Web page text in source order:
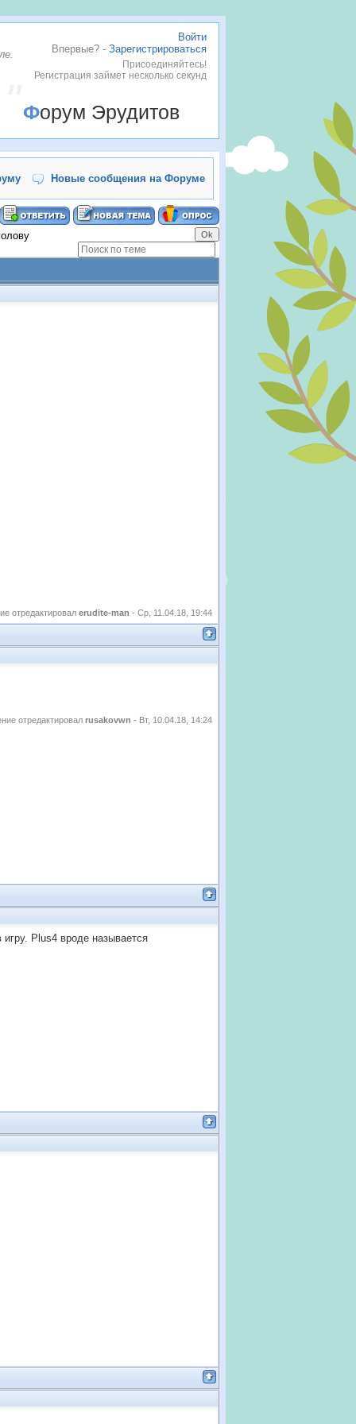
Войти
Впервые? - Зарегистрироваться
Присоединяйтесь!
Регистрация займет несколько секунд
Форум Эрудитов
Новые сообщения на Форуме
отредактировал erudite-man - Ср, 11.04.18, 19:44
отредактировал rusakovwn - Вт, 10.04.18, 14:24
Plus4 вроде называется